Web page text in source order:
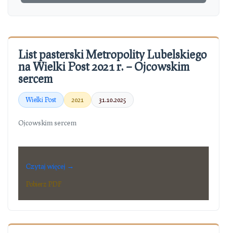
List pasterski Metropolity Lubelskiego
na Wielki Post 2021 r. – Ojcowskim
sercem
Wielki Post 2021 31.10.2025
Ojcowskim sercem
Czytaj więcej →
Pobierz PDF